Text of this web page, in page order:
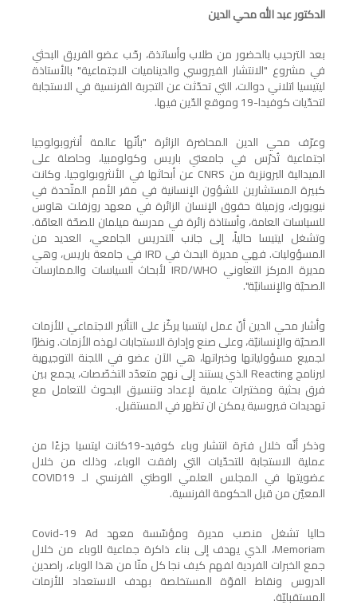
الدكتور عبد الله محي الدين
بعد الترحيب بالحضور من طلاب وأساتذة، رحّب عضو الفريق البحثي
في مشروع "الانتشار الفيروسي والديناميات الاجتماعية" بالأستاذة
ليتيسيا اتلاني دوالت، التي تحدّثت عن التجربة الفرنسية في الاستجابة
لتحدّيات كوفيدا-19 وموقع الدّين فيها.
وعرّف محي الدين المحاضرة الزائرة "بأنّها عالمة أنثروبولوجيا
اجتماعية تُدرّس في جامعتي باريس وكولومبيا، وحاصلة على
الميدالية البرونزية من CNRS عن أبحاثها في الأنثروبولوجيا. وكانت
كبيرة المستشارين للشؤون الإنسانية في مقر الأمم المتّحدة في
نيويورك، وزميلة حقوق الإنسان الزائرة في معهد روزفلت هاوس
للسياسات العامة، وأستاذة زائرة في مدرسة ميلمان للصحّة العامّة.
وتشغل ليتيسا حالياً، إلى جانب التدريس الجامعي، العديد من
المسؤوليات. فهي مديرة البحث في IRD في جامعة باريس، وهي
مديرة المركز التعاوني IRD/WHO لأبحاث السياسات والممارسات
الصحيّة والإنسانيّة".
وأشار محي الدين أنّ عمل ليتسيا يركّز على التأثير الاجتماعي للأزمات
الصحيّة والإنسانيّة، وعلى صنع وإدارة الاستجابات لهذه الأزمات. ونظرًا
لجميع مسؤولياتها وخبراتها، هي الآن عضو في اللجنة التوجيهية
لبرنامجReacting الذي يستند إلى نهج متعدّد التخصّصات، يجمع بين
فرق بحثية ومختبرات علمية لإعداد وتنسيق البحوث للتعامل مع
تهديدات فيروسية يمكن ان تظهر في المستقبل.
وذكر أنّه خلال فترة انتشار وباء كوفيد-19كانت ليتسيا جزءًا من
عملية الاستجابة للتحدّيات التي رافقت الوباء، وذلك من خلال
عضويتها في المجلس العلمي الوطني الفرنسي لـ COVID19
المعيّن من قبل الحكومة الفرنسية.
حاليا تشغل منصب مديرة ومؤسّسة معهد Covid-19 Ad
Memoriam، الذي يهدف إلى بناء ذاكرة جماعية للوباء من خلال
جمع الخبرات الفردية لفهم كيف نجا كل منّا من هذا الوباء، راصدين
الدروس ونقاط القوّة المستخلصة بهدف الاستعداد للأزمات
المستقبليّة.